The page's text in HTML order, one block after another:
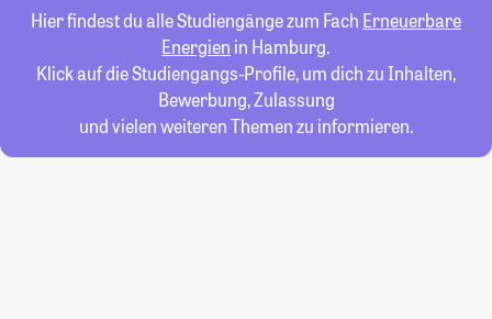
Hier findest du alle Studiengänge zum Fach Erneuerbare
Energien in Hamburg.
Klick auf die Studiengangs-Profile, um dich zu Inhalten,
Bewerbung, Zulassung
und vielen weiteren Themen zu informieren.